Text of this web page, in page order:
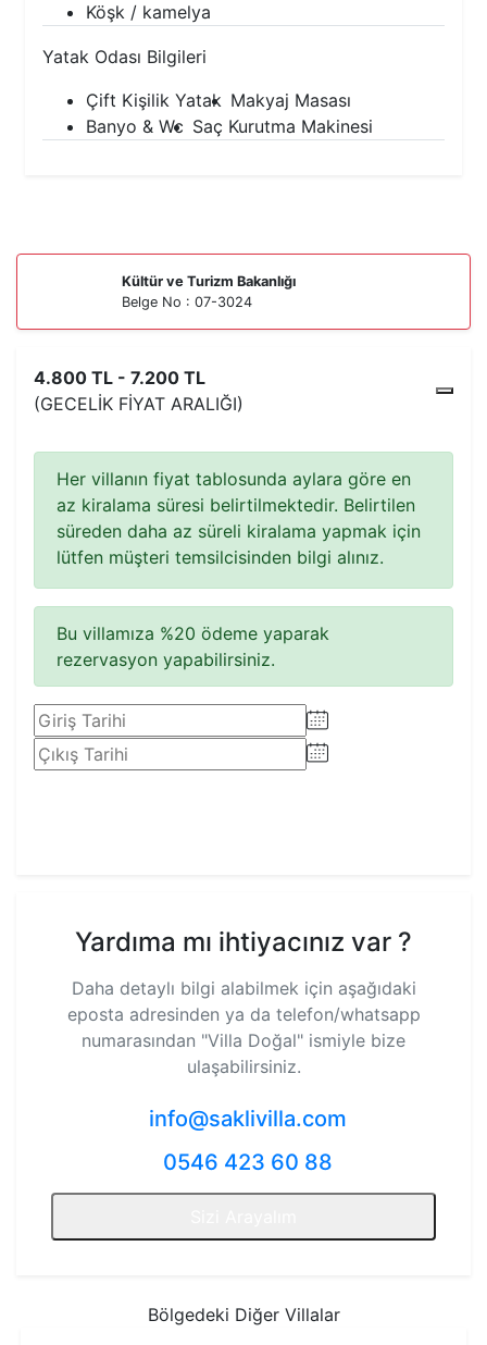
Köşk / kamelya
Yatak Odası Bilgileri
Çift Kişilik Yatak Makyaj Masası
Banyo & Wc Saç Kurutma Makinesi
Kültür ve Turizm Bakanlığı
Belge No : 07-3024
4.800 TL - 7.200 TL
(GECELIK FIYAT ARALIĞI)
Her villanın fiyat tablosunda aylara göre en
az kiralama süresi belirtilmektedir. Belirtilen
süreden daha az süreli kiralama yapmak için
lütfen müşteri temsilcisinden bilgi alınız.
Bu villamıza %20 ödeme yaparak
rezervasyon yapabilirsiniz.
Yardıma mı ihtiyacınız var ?
Daha detaylı bilgi alabilmek için aşağıdaki
eposta adresinden ya da telefon/whatsapp
numarasından "Villa Doğal" ismiyle bize
ulaşabilirsiniz.
info@saklivilla.com
0546 423 60 88
Bölgedeki Diğer Villalar